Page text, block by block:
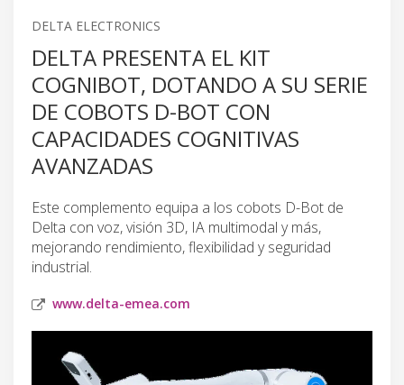
DELTA ELECTRONICS
DELTA PRESENTA EL KIT
COGNIBOT, DOTANDO A SU SERIE
DE COBOTS D-BOT CON
CAPACIDADES COGNITIVAS
AVANZADAS
Este complemento equipa a los cobots D-Bot de
Delta con voz, visión 3D, IA multimodal y más,
mejorando rendimiento, flexibilidad y seguridad
industrial.
www.delta-emea.com